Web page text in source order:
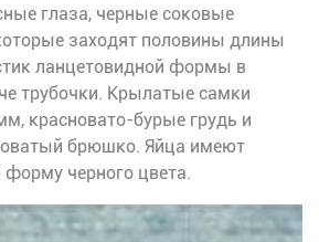
глаза, черные соковые
заходят половины длины
ланцетовидной формы в
трубочки. Крылатые самки
красновато-бурые грудь и
брюшко. Яйца имеют
черного цвета.